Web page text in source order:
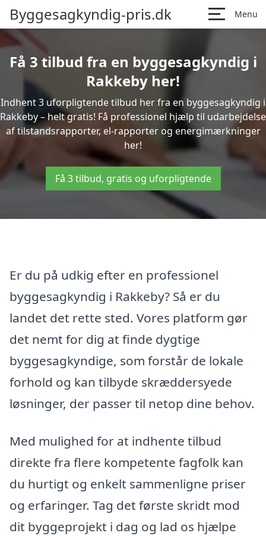
Byggesagkyndig-pris.dk Menu
Få 3 tilbud fra en byggesagkyndig i
Rakkeby her!
Indhent 3 uforpligtende tilbud her fra en byggesagkyndig i
Rakkeby – helt gratis! Få professionel hjælp til udarbejdelse
af tilstandsrapporter, el-rapporter og energimærkninger
her!
Få 3 tilbud, gratis og uforpligtende
Er du på udkig efter en professionel
byggesagkyndig i Rakkeby? Så er du
landet det rette sted. Vores platform gør
det nemt for dig at finde dygtige
byggesagkyndige, som forstår de lokale
forhold og kan tilbyde skræddersyede
løsninger, der passer til netop dine behov.
Med mulighed for at indhente tilbud
direkte fra flere kompetente fagfolk kan
du hurtigt og enkelt sammenligne priser
og erfaringer. Tag det første skridt mod
dit byggeprojekt i dag og lad os hjælpe